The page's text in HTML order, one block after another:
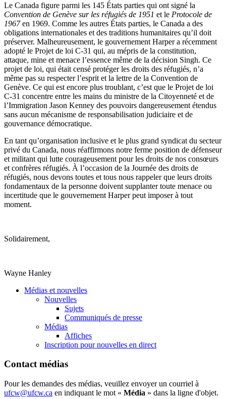
Le Canada figure parmi les 145 États parties qui ont signé la
Convention de Genève surles réfugiés de 1951 et le Protocole de
1967en 1969. Comme les autres États parties, le Canada a des
obligations internationales et des traditions humanitaires qu’il doit
préserver. Malheureusement, le gouvernement Harper a récemment
adopté le Projet de loi C-31 qui, au mépris de la constitution,
attaque, mine et menace l’essence même de la décision Singh. Ce
projet de loi, qui était censé protégerles droits des réfugiés, n’a
même pas su respecterl’esprit et la lettre de la Convention de
Genève. Ce qui est encore plus troublant, c’est que le Projet de loi
C-31 concentre entre les mains du ministre de la Citoyenneté et de
l’Immigration Jason Kenney des pouvoirs dangereusement étendus
sans aucun mécanisme de responsabilisation judiciaire et de
gouvernance démocratique.
En tant qu’organisation inclusive et le plus grand syndicat du secteur
privé du Canada, nous réaffirmons notre ferme position de défenseur
et militant qui lutte courageusement pour les droits de nos consœurs
et confrères réfugiés. À l’occasion de la Journée des droits de
réfugiés, nous devons toutes et tous nous rappelerque leurs droits
fondamentaux de la personne doivent supplanter toute menace ou
incertitude que le gouvernement Harperpeut imposerà tout
moment.
Solidairement,
Wayne Hanley
Médias et nouvelles
Nouvelles
Sujets
Communiqués de presse
Médias
Affiches
Inscription pour nouvelles en direct
Contact médias
Pour les demandes des médias, veuillez envoyer un courriel à
ufcw@ufcw.ca en indiquant le mot « Média » dans la ligne d'objet.